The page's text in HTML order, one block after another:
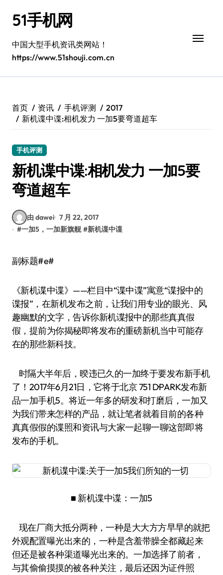
51手机网
中国大型手机资讯类网站！
https://www.51shouji.com.cn
首页 资讯 手机评测
2017
新机谍中谍:相机发力 一加5要弯道超车
手机评测
新机谍中谍:相机发力 一加5要
弯道超车
由 dawei 7 月 22, 2017
#一加5，一加新旗舰 #新机谍中谍
副标题#e#
《新机谍中谍》——栏目中“谍中谍”寓意“谍报中的
谍报”，在新机发布之前，让我们用专业的眼光、风
趣幽默的文字，告诉你新机谍报中的那些真真假
假，提前为你揭秘即将发布的重磅新机当中可能存
在的那些新科技。
时隔大半年后，暌违已久的一加终于要发布新手机
了！2017年6月21日，它将于北京 751 D·PARK发布新
品一加手机5。将近一年多的研发和打磨后，一加又
为我们带来怎样的产品，就让笔者就着目前的各种
真真假假的谍照和资讯与大家一起聊一聊这部即将
发布的手机。
■ 新机谍中谍：一加5
现在厂商大抵分两种，一种是大大方方早早的就把
外观配置曝光出来的，一种是含羞带臊全都藏起来
但还是被各种渠道曝光出来的。一加选择了前者，
与其偷偷摸摸的被各种关注，最后还因为证件照